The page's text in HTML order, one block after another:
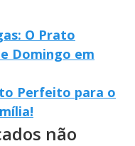
O Prato
Domingo em
Perfeito para o
não